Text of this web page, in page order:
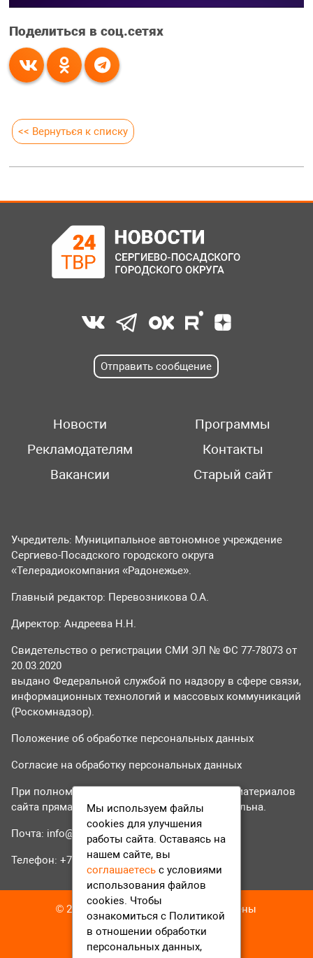
Поделиться в соц.сетях
<< Вернуться к списку
Отправить сообщение
Новости
Программы
Рекламодателям
Контакты
Вакансии
Старый сайт
Учредитель: Муниципальное автономное учреждение
Сергиево-Посадского городского округа
«Телерадиокомпания «Радонежье».
Главный редактор: Перевозникова О.А.
Директор: Андреева Н.Н.
Свидетельство о регистрации СМИ ЭЛ № ФС 77-78073 от
20.03.2020
выдано Федеральной службой по надзору в сфере связи,
информационных технологий и массовых коммуникаций
(Роскомнадзор).
Положение об обработке персональных данных
Согласие на обработку персональных данных
При полном или частичном использовании материалов
сайта прямая гиперссылка на tvr24.tv обязательна.
Почта: info@tvr24.tv
Телефон: +7 (496) 551-04-95
© 2016-2023 ТВР24 Все права защищены
Мы используем файлы
cookies для улучшения
работы сайта. Оставаясь на
нашем сайте, вы
соглашаетесь с условиями
использования файлов
cookies. Чтобы
ознакомиться с Политикой
в отношении обработки
персональных данных,